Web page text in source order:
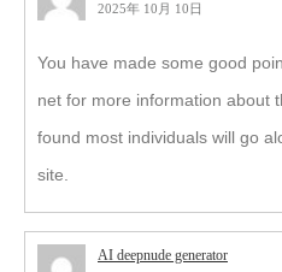
2025年 10月 10日
You have made some good
net for more information about
found most individuals will go
site.
AI deepnude generator